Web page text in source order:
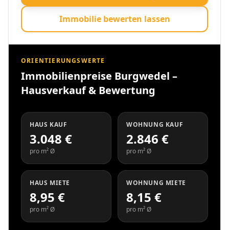
Immobilie bewerten lassen
ORIENTIERUNGSWERTE
Immobilienpreise Burgwedel –
Hausverkauf & Bewertung
HAUS KAUF
3.048 €
pro m² Ø
WOHNUNG KAUF
2.846 €
pro m² Ø
HAUS MIETE
8,95 €
pro m² Ø
WOHNUNG MIETE
8,15 €
pro m² Ø